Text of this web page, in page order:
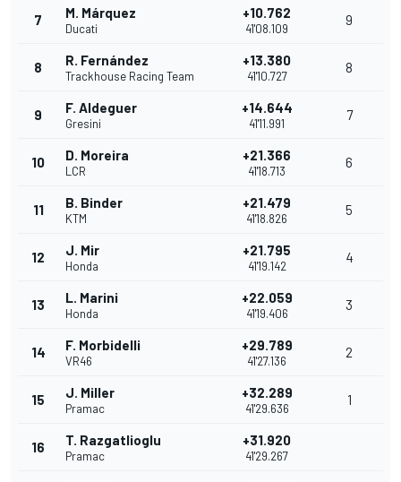
7 M. Márquez
Ducati
+10.762
41'08.109
9
8 R. Fernández
Trackhouse Racing Team
+13.380
41'10.727
8
9 F. Aldeguer
Gresini
+14.644
41'11.991
7
10 D. Moreira
LCR
+21.366
41'18.713
6
11 B. Binder
KTM
+21.479
41'18.826
5
12 J. Mir
Honda
+21.795
41'19.142
4
13 L. Marini
Honda
+22.059
41'19.406
3
14 F. Morbidelli
VR46
+29.789
41'27.136
2
15 J. Miller
Pramac
+32.289
41'29.636
1
16 T. Razgatlioglu
Pramac
+31.920
41'29.267